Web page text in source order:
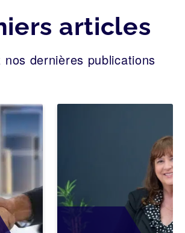
articles
nos dernières publications